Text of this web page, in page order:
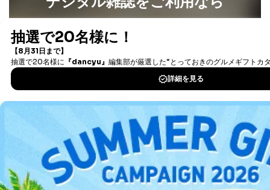
だ企業に、業務の一部として個人情報の取扱いを委
委託・提供先企業は具体的には以下のような企業です
が、これらに限りません。
委託先：カスタマーサポート支援会社 、クレジッ
店など商品の供給者、梱包会社、配送会社、新聞
販売店などの梱包・配送・配達会社
４．開示対象個人情報の「開示」「訂正」等の請求につ
いて
当社は、本人から、開示対象個人情報について利用目的
の通知を求められた場合には、遅滞なくこれに応じま
書籍）が無料で読み放題！
DOWNLOAD FOR IOS
DOWNLOAD FOR ANDROID
ご利用方法はこちら